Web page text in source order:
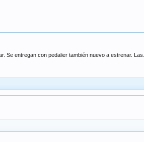
Se entregan con pedalier también nuevo a estrenar. Las...